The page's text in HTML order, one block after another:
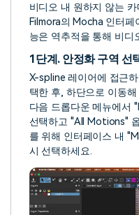
비디오 내 원하지 않는
Filmora의 Mocha 인터
능은 역추적을 통해 비디
1단계. 안정화 구역 선
X-spline 레이어에 접근
택한 후, 하단으로 이동
다음 드롭다운 메뉴에서
선택하고 "All Motions"
를 위해 인터페이스 내
시 선택하세요.